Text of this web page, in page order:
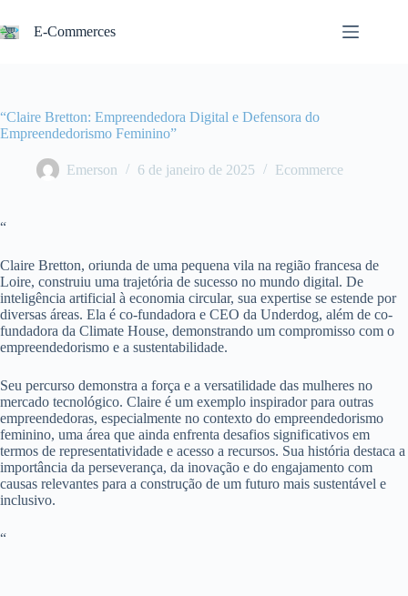
para
o
E-Commerces
“Claire Bretton: Empreendedora Digital e Defensora do
Empreendedorismo Feminino”
Emerson 6 de janeiro de 2025 Ecommerce
“
Claire Bretton, oriunda de uma pequena vila na região francesa de
Loire, construiu uma trajetória de sucesso no mundo digital. De
inteligência artificial à economia circular, sua expertise se estende por
diversas áreas. Ela é co-fundadora e CEO da Underdog, além de co-
fundadora da Climate House, demonstrando um compromisso com o
empreendedorismo e a sustentabilidade.
Seu percurso demonstra a força e a versatilidade das mulheres no
mercado tecnológico. Claire é um exemplo inspirador para outras
empreendedoras, especialmente no contexto do empreendedorismo
feminino, uma área que ainda enfrenta desafios significativos em
termos de representatividade e acesso a recursos. Sua história destaca a
importância da perseverança, da inovação e do engajamento com
causas relevantes para a construção de um futuro mais sustentável e
inclusivo.
“